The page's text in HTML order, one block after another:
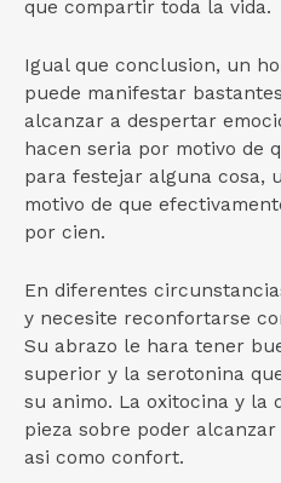
que compartir toda la vida.
Igual que conclusion, un
puede manifestar
alcanzar a despertar
hacen seri­a por motivo de
para festejar alguna cosa,
motivo de que
por cien.
En diferentes
y necesite reconfortarse
Su abrazo le hara tener
superior y la serotonina
su animo. La oxitocina y la
pieza sobre poder
asi­ como confort.